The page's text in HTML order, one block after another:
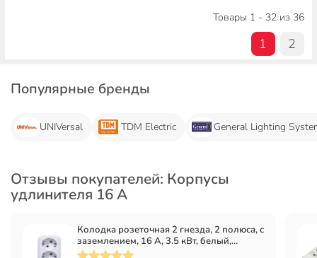
Товары 1 - 32 из 36
1 2
Популярные бренды
UNIVersal TDM Electric General Lighting
Отзывы покупателей: Корпусы
удлинителя 16 А
Колодка розеточная 2 гнезда, 2 полюса, с
заземлением, 16 А, 3.5 кВт, белый,
UNIVersal, E302